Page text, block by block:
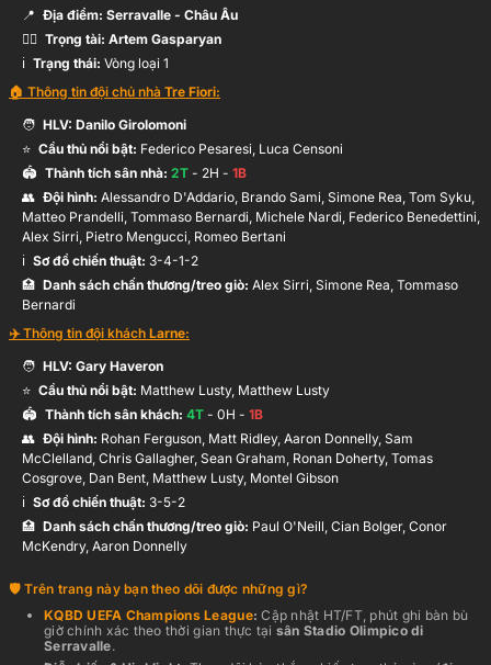
81’
19’ S.McClelland
S.Graham
📍 Địa điểm: Serravalle - Châu Âu
🧑‍⚖️ Trọng tài: Artem Gasparyan
ℹ️ Trạng thái: Vòng loại 1
🏠 Thông tin đội chủ nhà Tre Fiori:
🧑 HLV: Danilo Girolomoni
⭐ Cầu thủ nổi bật: Federico Pesaresi, Luca Censoni
🏟️ Thành tích sân nhà: 2T - 2H - 1B
👥 Đội hình: Alessandro D'Addario, Brando Sami, Simone Rea, Tom Syku,
Matteo Prandelli, Tommaso Bernardi, Michele Nardi, Federico Benedettini,
Alex Sirri, Pietro Mengucci, Romeo Bertani
ℹ️️ Sơ đồ chiến thuật: 3-4-1-2
🏥 Danh sách chấn thương/treo giò: Alex Sirri, Simone Rea, Tommaso
Bernardi
✈️ Thông tin đội khách Larne:
🧑 HLV: Gary Haveron
⭐ Cầu thủ nổi bật: Matthew Lusty, Matthew Lusty
🏟️ Thành tích sân khách: 4T - 0H - 1B
👥 Đội hình: Rohan Ferguson, Matt Ridley, Aaron Donnelly, Sam
McClelland, Chris Gallagher, Sean Graham, Ronan Doherty, Tomas
Cosgrove, Dan Bent, Matthew Lusty, Montel Gibson
ℹ️️ Sơ đồ chiến thuật: 3-5-2
🏥 Danh sách chấn thương/treo giò: Paul O'Neill, Cian Bolger, Conor
McKendry, Aaron Donnelly
Trên trang này bạn theo dõi được những gì?
KQBDUEFA Champions League: Cập nhật HT/FT, phút ghi bàn bù
giờ chính xác theo thời gian thực tại sân Stadio Olimpico di
Serravalle.